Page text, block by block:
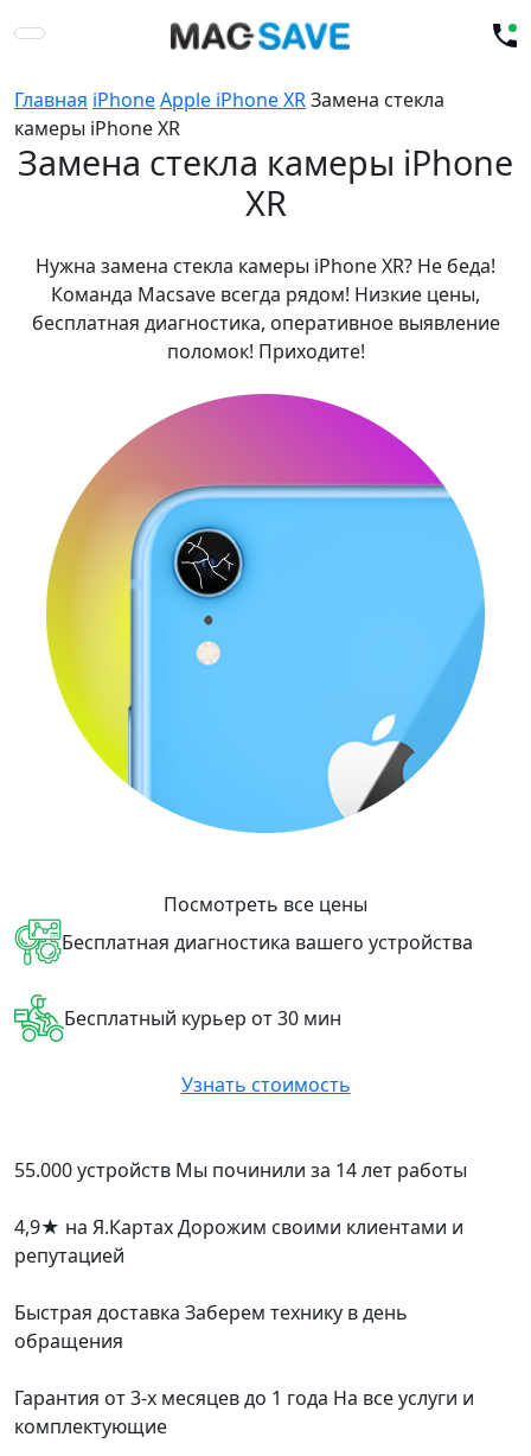
Главная iPhoneApple iPhone XRЗамена стекла
камеры iPhone XR
Замена стекла камеры iPhone
XR
Нужна замена стекла камеры iPhone XR? Не беда!
Команда Macsave всегда рядом! Низкие цены,
бесплатная диагностика, оперативное выявление
поломок! Приходите!
Посмотреть все цены
Бесплатная диагностика вашего устройства
Бесплатный курьер от 30 мин
Узнать стоимость
55.000 устройств Мы починили за 14 лет работы
4,9★ на Я.КартахДорожим своими клиентами и
репутацией
Быстрая доставка Заберем технику в день
обращения
Гарантия от 3-х месяцев до 1 года На все услуги и
комплектующие